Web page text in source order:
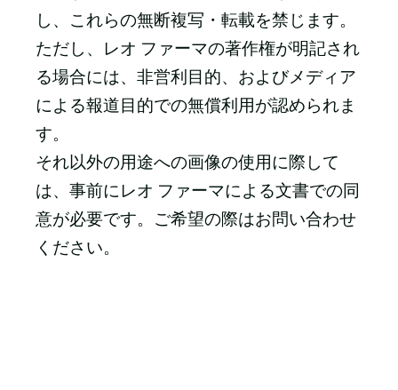
し、これらの無断複写・転載を禁じます。
ただし、レオ ファーマの著作権が明記され
る場合には、非営利目的、およびメディア
による報道目的での無償利用が認められま
す。
それ以外の用途への画像の使用に際して
は、事前にレオ ファーマによる文書での同
意が必要です。ご希望の際はお問い合わせ
ください。